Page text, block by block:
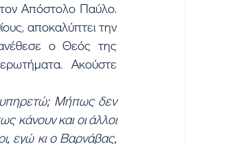
Απόστολο Παύλο.
αποκαλύπτει την
ο Θεός της
Ακούστε
υπηρετώ; Μήπως δεν
κάνουν και οι άλλοι
εγώ κι ο Βαρνάβας,